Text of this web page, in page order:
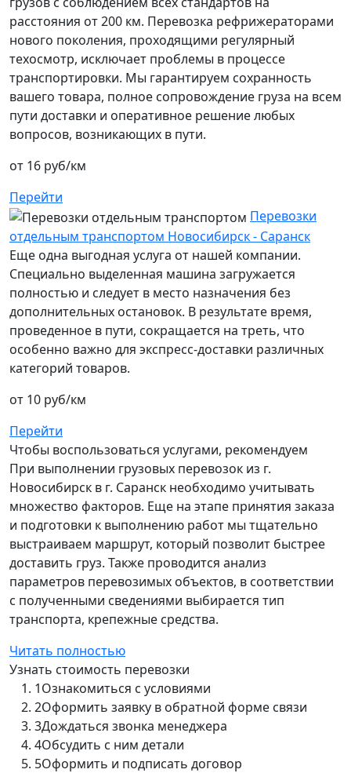
расстояния от 200 км. Перевозка рефрижераторами
нового поколения, проходящими регулярный
техосмотр, исключает проблемы в процессе
транспортировки. Мы гарантируем сохранность
вашего товара, полное сопровождение груза на всем
пути доставки и оперативное решение любых
вопросов, возникающих в пути.
от 16 руб/км
Перейти
Перевозки
отдельным транспортом Новосибирск - Саранск
Еще одна выгодная услуга от нашей компании.
Специально выделенная машина загружается
полностью и следует в место назначения без
дополнительных остановок. В результате время,
проведенное в пути, сокращается на треть, что
особенно важно для экспресс-доставки различных
категорий товаров.
от 10 руб/км
Перейти
Чтобы воспользоваться услугами, рекомендуем
При выполнении грузовых перевозок из г.
Новосибирск в г. Саранск необходимо учитывать
множество факторов. Еще на этапе принятия заказа
и подготовки к выполнению работ мы тщательно
выстраиваем маршрут, который позволит быстрее
доставить груз. Также проводится анализ
параметров перевозимых объектов, в соответствии
с полученными сведениями выбирается тип
транспорта, крепежные средства.
Читать полностью
Узнать стоимость перевозки
1Ознакомиться с условиями
2Оформить заявку в обратной форме связи
3Дождаться звонка менеджера
4Обсудить с ним детали
5Оформить и подписать договор